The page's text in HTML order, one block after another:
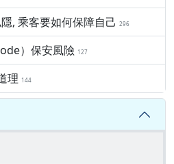
, 乘客要如何保障自己 296
）保安風險 127
理 144